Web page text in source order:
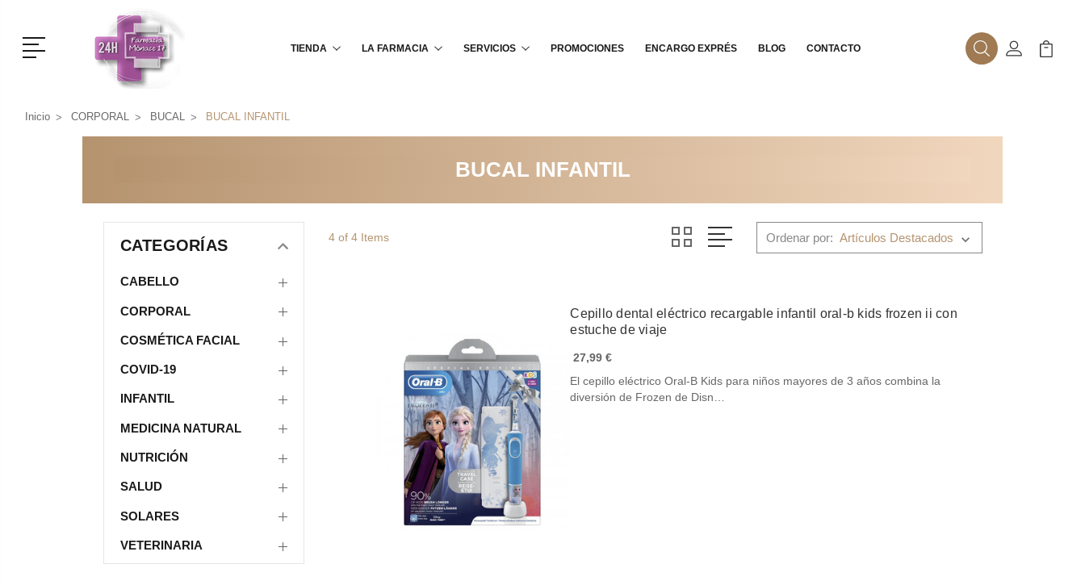
Menú TIENDA LA FARMACIA SERVICIOS PROMOCIONES ENCARGO EXPRÉS BLOG CONTACTO BuscarMi Cuenta
Mi
Inicio CORPORAL BUCAL BUCAL INFANTIL
BUCAL INFANTIL
CATEGORÍAS
CABELLO
CORPORAL
COSMÉTICA FACIAL
COVID-19
INFANTIL
MEDICINA NATURAL
NUTRICIÓN
SALUD
SOLARES
VETERINARIA
4 of 4 Items Ordenar por:
Cepillo dental eléctrico recargable infantil oral-b kids frozen ii con
estuche de viaje
27,99 €
El cepillo eléctrico Oral-B Kids para niños mayores de 3 años combina la
diversión de Frozen de Disn…